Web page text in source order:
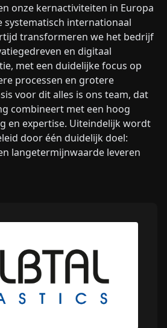
onze kernactiviteiten in Europa
internationaal
transformeren we het bedrijf
en digitaal
met een duidelijke focus op
processen en grotere
voor dit alles is ons team, dat
combineert met een hoog
en expertise. Uiteindelijk wordt
door één duidelijk doel:
langetermijnwaarde leveren